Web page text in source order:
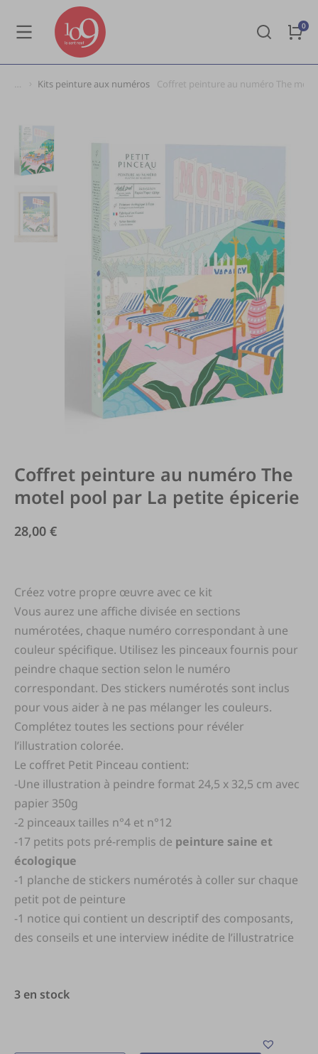
Vous êtes ici :
Kits peinture aux numéros Coffret peinture au numéro The
Coffret peinture au numéro The
motel pool par La petite épicerie
28,00 €
Créez votre propre œuvre avec ce kit
Vous aurez une affiche divisée en sections
numérotées, chaque numéro correspondant à une
couleur spécifique. Utilisez les pinceaux fournis pour
peindre chaque section selon le numéro
correspondant. Des stickers numérotés sont inclus
pour vous aider à ne pas mélanger les couleurs.
Complétez toutes les sections pour révéler
l’illustration colorée.
Le coffret Petit Pinceau contient:
-Une illustration à peindre format 24,5 x 32,5 cm avec
papier 350g
-2 pinceaux tailles n°4 et n°12
-17 petits pots pré-remplis de peinture saine et
écologique
-1 planche de stickers numérotés à coller sur chaque
petit pot de peinture
-1 notice qui contient un descriptif des composants,
des conseils et une interview inédite de l’illustratrice
3 en stock